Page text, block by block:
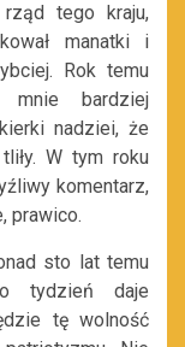
rząd tego kraju,
manatki i
Rok temu
mnie bardziej
nadziei, że
W tym roku
komentarz,
prawico.
sto lat temu
tydzień daje
tę wolność